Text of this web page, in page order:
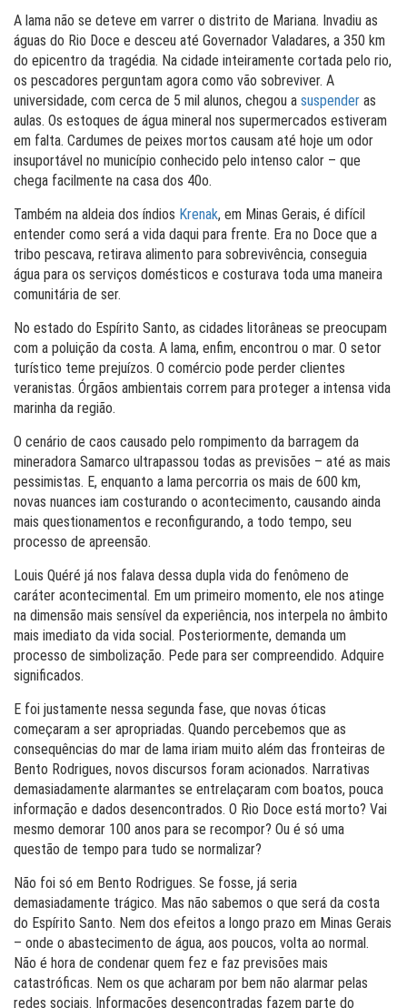
A lama não se deteve em varrer o distrito de Mariana. Invadiu as
águas do Rio Doce e desceu até Governador Valadares, a 350 km
do epicentro da tragédia. Na cidade inteiramente cortada pelo rio,
os pescadores perguntam agora como vão sobreviver. A
universidade, com cerca de 5 mil alunos, chegou a suspender as
aulas. Os estoques de água mineral nos supermercados estiveram
em falta. Cardumes de peixes mortos causam até hoje um odor
insuportável no município conhecido pelo intenso calor – que
chega facilmente na casa dos 40o.
Também na aldeia dos índios Krenak, em Minas Gerais, é difícil
entender como será a vida daqui para frente. Era no Doce que a
tribo pescava, retirava alimento para sobrevivência, conseguia
água para os serviços domésticos e costurava toda uma maneira
comunitária de ser.
No estado do Espírito Santo, as cidades litorâneas se preocupam
com a poluição da costa. A lama, enfim, encontrou o mar. O setor
turístico teme prejuízos. O comércio pode perder clientes
veranistas. Órgãos ambientais correm para proteger a intensa vida
marinha da região.
O cenário de caos causado pelo rompimento da barragem da
mineradora Samarco ultrapassou todas as previsões – até as mais
pessimistas. E, enquanto a lama percorria os mais de 600 km,
novas nuances iam costurando o acontecimento, causando ainda
mais questionamentos e reconfigurando, a todo tempo, seu
processo de apreensão.
Louis Quéré já nos falava dessa dupla vida do fenômeno de
caráter acontecimental. Em um primeiro momento, ele nos atinge
na dimensão mais sensível da experiência, nos interpela no âmbito
mais imediato da vida social. Posteriormente, demanda um
processo de simbolização. Pede para ser compreendido. Adquire
significados.
E foi justamente nessa segunda fase, que novas óticas
começaram a ser apropriadas. Quando percebemos que as
consequências do mar de lama iriam muito além das fronteiras de
Bento Rodrigues, novos discursos foram acionados. Narrativas
demasiadamente alarmantes se entrelaçaram com boatos, pouca
informação e dados desencontrados. O Rio Doce está morto? Vai
mesmo demorar 100 anos para se recompor? Ou é só uma
questão de tempo para tudo se normalizar?
Não foi só em Bento Rodrigues. Se fosse, já seria
demasiadamente trágico. Mas não sabemos o que será da costa
do Espírito Santo. Nem dos efeitos a longo prazo em Minas Gerais
– onde o abastecimento de água, aos poucos, volta ao normal.
Não é hora de condenar quem fez e faz previsões mais
catastróficas. Nem os que acharam por bem não alarmar pelas
redes sociais. Informações desencontradas fazem parte do